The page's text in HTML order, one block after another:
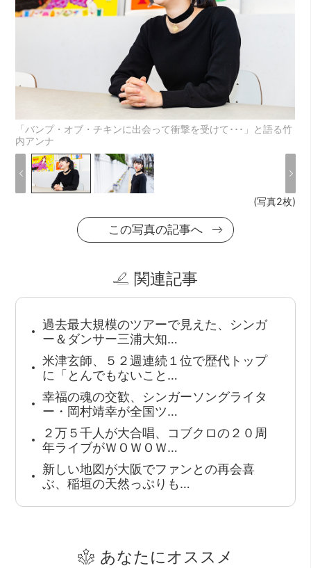
「バンプ・オブ・チキンに出会って衝撃を受けて･･･」と語る竹
内アンナ
(写真2枚)
この写真の記事へ
関連記事
過去最大規模のツアーで見えた、シンガ
ー＆ダンサー三浦大知…
米津玄師、５２週連続１位で歴代トップ
に「とんでもないこと…
幸福の魂の交歓、シンガーソングライタ
ー・岡村靖幸が全国ツ…
２万５千人が大合唱、コブクロの２０周
年ライブがＷＯＷＯＷ…
新しい地図が大阪でファンとの再会喜
ぶ、稲垣の天然っぷりも…
あなたにオススメ